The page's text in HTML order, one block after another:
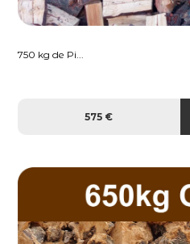
750 kg de Pi...
575 €